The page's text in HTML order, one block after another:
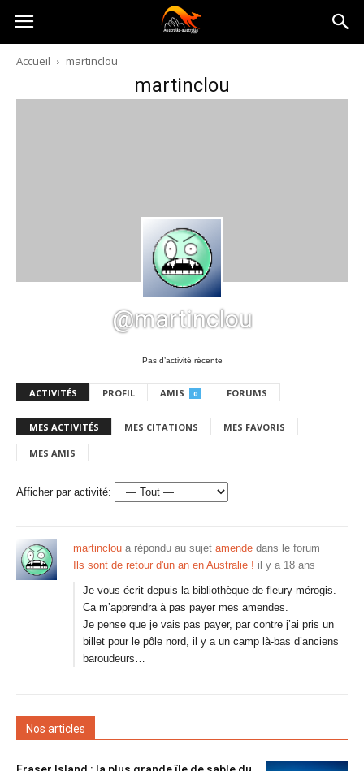
Australia-
australie.com
Accueil martinclou
martinclou
@martinclou
Pas d’activité récente
ACTIVITÉS PROFIL AMIS 0 FORUMS
MES ACTIVITÉS MES CITATIONS MES FAVORIS
MES AMIS
Afficher par activité:
martinclou a répondu au sujet amende dans le forum
Ils sont de retour d'un an en Australie ! il y a 18 ans
Je vous écrit depuis la bibliothèque de fleury-mérogis.
Ca m’apprendra à pas payer mes amendes.
Je pense que je vais pas payer, par contre j’ai pris un
billet pour le pôle nord, il y a un camp là-bas d’anciens
baroudeurs…
Nos articles